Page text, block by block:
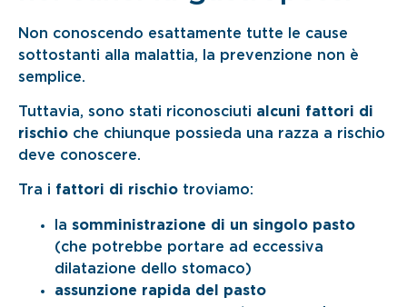
Non conoscendo esattamente tutte le cause
sottostanti alla malattia, la prevenzione non è
semplice.
Tuttavia, sono stati riconosciuti alcuni fattori di
rischio che chiunque possieda una razza a rischio
deve conoscere.
Tra i fattori di rischio troviamo:
la somministrazione di un singolo pasto
(che potrebbe portare ad eccessiva
dilatazione dello stomaco)
assunzione rapida del pasto